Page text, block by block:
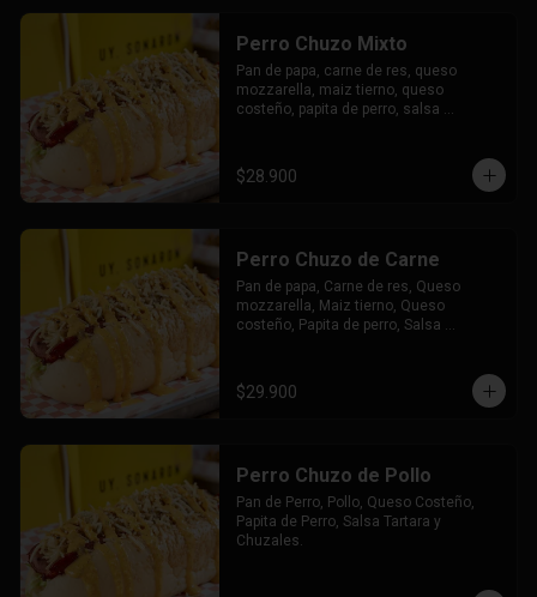
Perro Chuzo Mixto
Pan de papa, carne de res, queso
mozzarella, maiz tierno, queso
costeño, papita de perro, salsa
$28.900
Perro Chuzo de Carne
Pan de papa, Carne de res, Queso
mozzarella, Maiz tierno, Queso
costeño, Papita de perro, Salsa
$29.900
Perro Chuzo de Pollo
Pan de Perro, Pollo, Queso Costeño,
Papita de Perro, Salsa Tartara y
Chuzales.